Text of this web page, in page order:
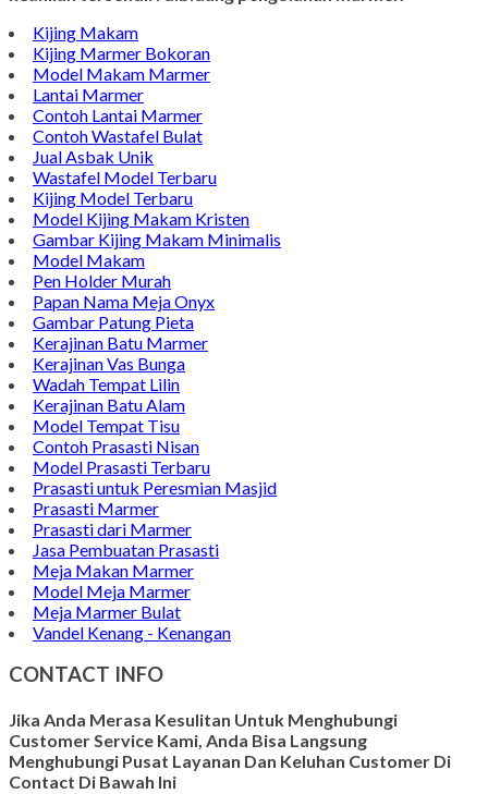
Kijing Makam
Kijing Marmer Bokoran
Model Makam Marmer
Lantai Marmer
Contoh Lantai Marmer
Contoh Wastafel Bulat
Jual Asbak Unik
Wastafel Model Terbaru
Kijing Model Terbaru
Model Kijing Makam Kristen
Gambar Kijing Makam Minimalis
Model Makam
Pen Holder Murah
Papan Nama Meja Onyx
Gambar Patung Pieta
Kerajinan Batu Marmer
Kerajinan Vas Bunga
Wadah Tempat Lilin
Kerajinan Batu Alam
Model Tempat Tisu
Contoh Prasasti Nisan
Model Prasasti Terbaru
Prasasti untuk Peresmian Masjid
Prasasti Marmer
Prasasti dari Marmer
Jasa Pembuatan Prasasti
Meja Makan Marmer
Model Meja Marmer
Meja Marmer Bulat
Vandel Kenang - Kenangan
CONTACT INFO
Jika Anda Merasa Kesulitan Untuk Menghubungi
Customer Service Kami, Anda Bisa Langsung
Menghubungi Pusat Layanan Dan Keluhan Customer Di
Contact Di Bawah Ini